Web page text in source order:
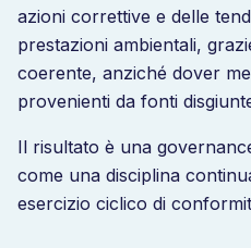
azioni correttive e delle
prestazioni ambientali,
coerente, anziché dover
provenienti da fonti
Il risultato è una
come una disciplina
esercizio ciclico di